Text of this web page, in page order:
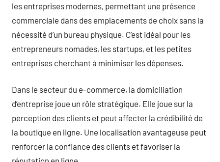
les entreprises modernes, permettant une présence
commerciale dans des emplacements de choix sans la
nécessité d’un bureau physique. C’est idéal pour les
entrepreneurs nomades, les startups, et les petites
entreprises cherchant à minimiser les dépenses.
Dans le secteur du e-commerce, la domiciliation
d’entreprise joue un rôle stratégique. Elle joue sur la
perception des clients et peut affecter la crédibilité de
la boutique en ligne. Une localisation avantageuse peut
renforcer la confiance des clients et favoriser la